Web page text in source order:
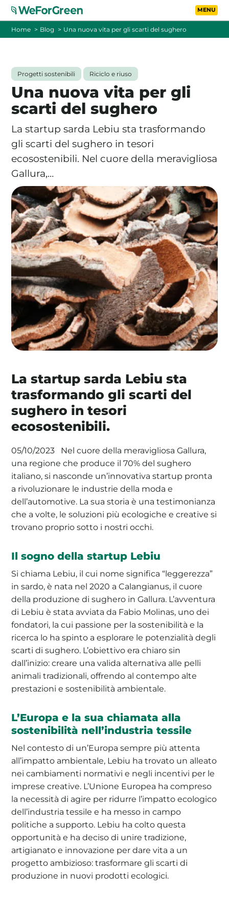
Vai al contenuto
La tua cooperativa energetica sostenibile
Area Soci|Aderisci a WeForGreen
FOTOVOLTAICO A DISTANZA
BLOG
CONTATTI
PASSA A WEFORGREEN
Home Blog Una nuova vita per gli scarti del sughero
Progetti sostenibili Riciclo e riuso
Una nuova vita per gli
scarti del sughero
La startup sarda Lebiu sta trasformando
gli scarti del sughero in tesori
ecosostenibili. Nel cuore della meravigliosa
Gallura,…
La startup sarda Lebiu sta
trasformando gli scarti del
sughero in tesori
ecosostenibili.
05/10/2023
Nel cuore della meravigliosa Gallura,
una regione che produce il 70% del sughero
italiano, si nasconde un’innovativa startup pronta
a rivoluzionare le industrie della moda e
dell’automotive. La sua storia è una testimonianza
che a volte, le soluzioni più ecologiche e creative si
trovano proprio sotto i nostri occhi.
Il sogno della startup Lebiu
Si chiama Lebiu, il cui nome significa “leggerezza”
in sardo, è nata nel 2020 a Calangianus, il cuore
della produzione di sughero in Gallura. L’avventura
di Lebiu è stata avviata da Fabio Molinas, uno dei
fondatori, la cui passione per la sostenibilità e la
ricerca lo ha spinto a esplorare le potenzialità degli
scarti di sughero. L’obiettivo era chiaro sin
dall’inizio: creare una valida alternativa alle pelli
animali tradizionali, offrendo al contempo alte
prestazioni e sostenibilità ambientale.
L’Europa e la sua chiamata alla
sostenibilità nell’industria tessile
Nel contesto di un’Europa sempre più attenta
all’impatto ambientale, Lebiu ha trovato un alleato
nei cambiamenti normativi e negli incentivi per le
imprese creative. L’Unione Europea ha compreso
la necessità di agire per ridurre l’impatto ecologico
dell’industria tessile e ha messo in campo
politiche a supporto. Lebiu ha colto questa
opportunità e ha deciso di unire tradizione,
artigianato e innovazione per dare vita a un
progetto ambizioso: trasformare gli scarti di
produzione in nuovi prodotti ecologici.